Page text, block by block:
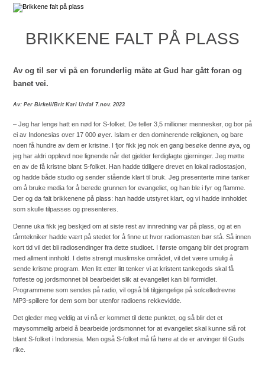
BRIKKENE FALT PÅ PLASS
Av og til ser vi på en forunderlig måte at Gud har gått foran og
banet vei.
Av: Per Birkeli/Brit Kari Urdal 7.nov. 2023
– Jeg har lenge hatt en nød for S-folket. De teller 3,5 millioner mennesker, og bor på
ei av Indonesias over 17 000 øyer. Islam er den dominerende religionen, og bare
noen få hundre av dem er kristne. I fjor fikk jeg nok en gang besøke denne øya, og
jeg har aldri opplevd noe lignende når det gjelder ferdiglagte gjerninger. Jeg møtte
en av de få kristne blant S-folket. Han hadde tidligere drevet en lokal radiostasjon,
og hadde både studio og sender stående klart til bruk. Jeg presenterte mine tanker
om å bruke media for å berede grunnen for evangeliet, og han ble i fyr og flamme.
Der og da falt brikkenene på plass: han hadde utstyret klart, og vi hadde innholdet
som skulle tilpasses og presenteres.
Denne uka fikk jeg beskjed om at siste rest av innredning var på plass, og at en
tårntekniker hadde vært på stedet for å finne ut hvor radiomasten bør stå. Så innen
kort tid vil det bli radiosendinger fra dette studioet. I første omgang blir det program
med allment innhold. I dette strengt muslimske området, vil det være umulig å
sende kristne program. Men litt etter litt tenker vi at kristent tankegods skal få
fotfeste og jordsmonnet bli bearbeidet slik at evangeliet kan bli formidlet.
Programmene som sendes på radio, vil også bli tilgjengelige på solcelledrevne
MP3-spillere for dem som bor utenfor radioens rekkevidde.
Det gleder meg veldig at vi nå er kommet til dette punktet, og så blir det et
møysommelig arbeid å bearbeide jordsmonnet for at evangeliet skal kunne slå rot
blant S-folket i Indonesia. Men også S-folket må få høre at de er arvinger til Guds
rike.